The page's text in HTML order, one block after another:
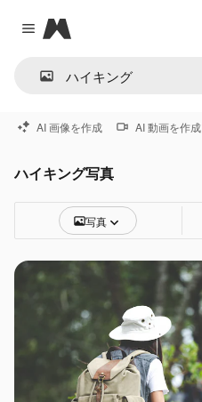
Close menu
Magnific
AI 画像を作成 AI 動画を作成
ハイキング写真
写真